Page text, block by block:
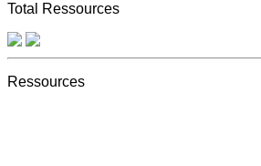
Total Ressources
Ressources